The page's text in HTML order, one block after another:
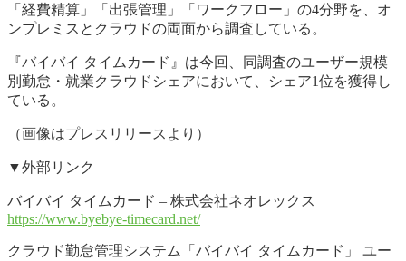
「経費精算」「出張管理」「ワークフロー」の4分野を、オ
ンプレミスとクラウドの両面から調査している。
『バイバイ タイムカード』は今回、同調査のユーザー規模
別勤怠・就業クラウドシェアにおいて、シェア1位を獲得し
ている。
（画像はプレスリリースより）
▼外部リンク
バイバイ タイムカード – 株式会社ネオレックス
https://www.byebye-timecard.net/
クラウド勤怠管理システム「バイバイ タイムカード」 ユー